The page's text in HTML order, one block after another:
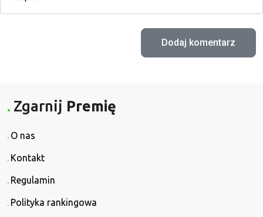
Zgarnij Premię
O nas
Kontakt
Regulamin
Polityka rankingowa